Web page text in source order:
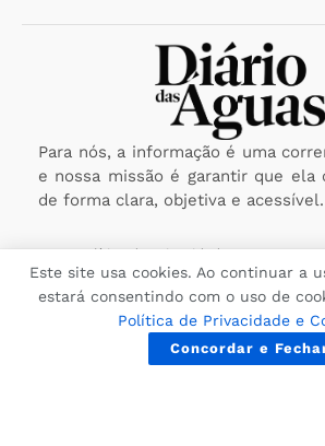
Para nós, a informação é uma
e nossa missão é garantir que ela
de forma clara, objetiva e acessível.
Política de Privacidade
Política Editorial Reportar Erro
Copyright © 2025 Diário das Águas - A
Todos os direitos reservados. CNPJ:
Este site usa cookies. Ao continuar a
estará consentindo com o uso de
Política de Privacidade e
Concordar e